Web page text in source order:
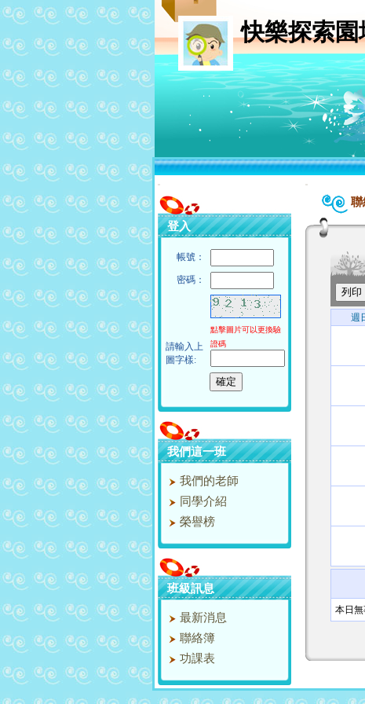
快樂探索園
:::
登入
帳號：
密碼：
請輸入上
圖字樣:
點擊圖片可以更換驗
證碼
我們這一班
我們的老師
同學介紹
榮譽榜
班級訊息
最新消息
聯絡簿
功課表
:::
聯
週
本日